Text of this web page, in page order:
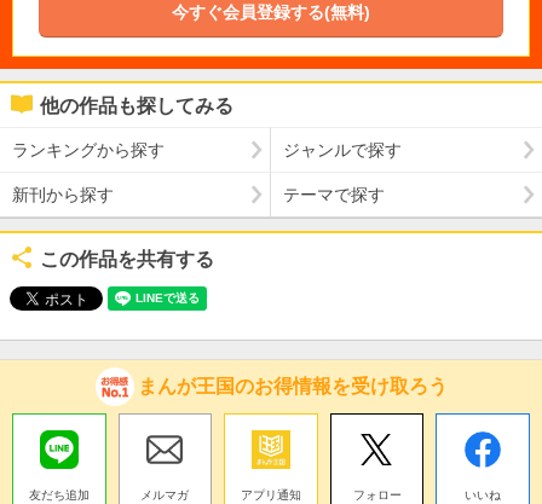
今すぐ会員登録する(無料)
他の作品も探してみる
ランキングから探す ジャンルで探す
新刊から探す テーマで探す
この作品を共有する
まんが王国のお得情報を受け取ろう
友だち追加
メルマガ アプリ通知 フォロー いいね